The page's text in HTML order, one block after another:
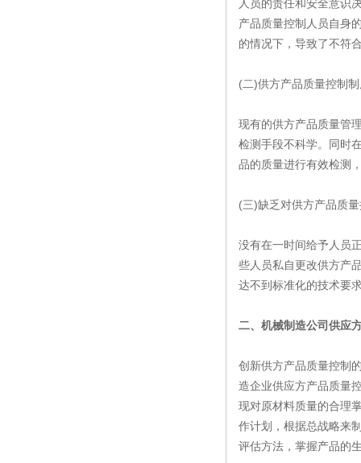
人员的责任和安全意识
产品质量控制人员自身
的情况下，导致了不符
(二)供方产品质量控制
现有的供方产品质量管
检测手段不科学。同时
品的质量进行有效检测
(三)缺乏对供方产品质
没有在一时间给予人员
些人员私自更改供方产
达不到标准化的技术要
二、机械制造公司供应
创新供方产品质量控制
造企业供应方产品质量
现对原材料质量的合理
作计划，根据总战略来
评估方法，掌握产品的